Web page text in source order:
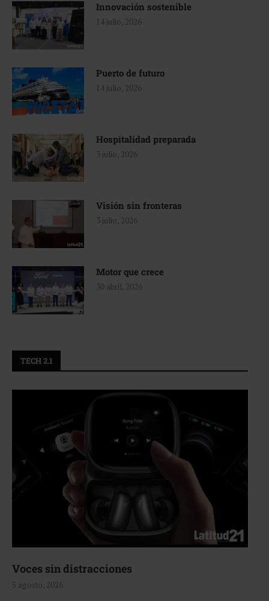
Innovación sostenible
14 julio, 2026
Puerto de futuro
14 julio, 2026
Hospitalidad preparada
3 julio, 2026
Visión sin fronteras
3 julio, 2026
Motor que crece
30 abril, 2026
TECH 2.1
Voces sin distracciones
5 agosto, 2026